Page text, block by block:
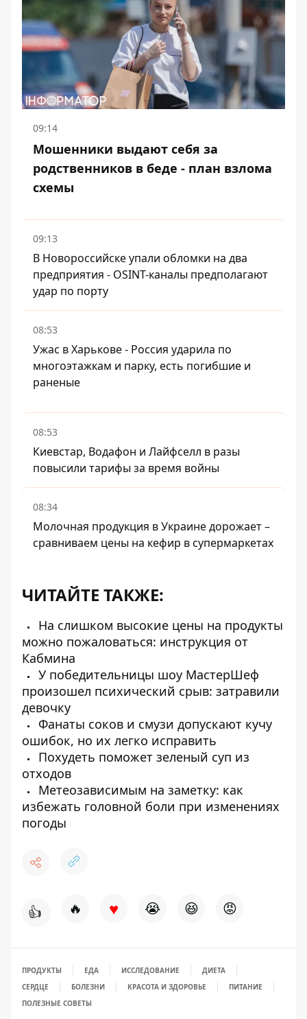
09:14
Мошенники выдают себя за
родственников в беде - план взлома
схемы
09:13
В Новороссийске упали обломки на два
предприятия - OSINT-каналы предполагают
удар по порту
08:53
Ужас в Харькове - Россия ударила по
многоэтажкам и парку, есть погибшие и
раненые
08:53
Киевстар, Водафон и Лайфселл в разы
повысили тарифы за время войны
08:34
Молочная продукция в Украине дорожает –
сравниваем цены на кефир в супермаркетах
ЧИТАЙТЕ ТАКЖЕ:
На слишком высокие цены на продукты
можно пожаловаться: инструкция от
Кабмина
У победительницы шоу МастерШеф
произошел психический срыв: затравили
девочку
Фанаты соков и смузи допускают кучу
ошибок, но их легко исправить
Похудеть поможет зеленый суп из
отходов
Метеозависимым на заметку: как
избежать головной боли при изменениях
погоды
👍 🔥 ♥ 😭 😆 😡
ПРОДУКТЫ ЕДА ИССЛЕДОВАНИЕ
ДИЕТА
СЕРДЦЕ
БОЛЕЗНИ КРАСОТА И ЗДОРОВЬЕ
ПИТАНИЕ
ПОЛЕЗНЫЕ СОВЕТЫ